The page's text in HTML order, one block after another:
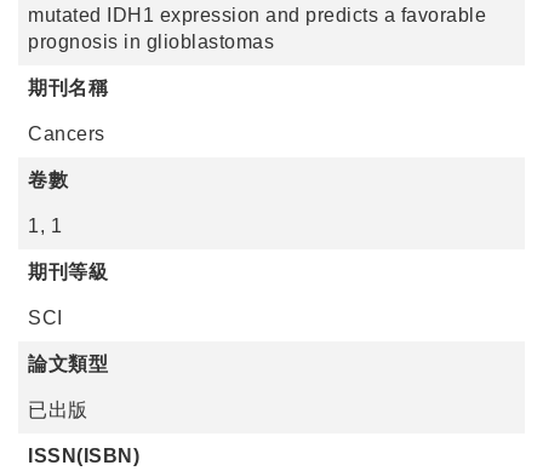
mutated IDH1 expression and predicts a favorable
prognosis in glioblastomas
期刊名稱
Cancers
卷數
1, 1
期刊等級
SCI
論文類型
已出版
ISSN(ISBN)